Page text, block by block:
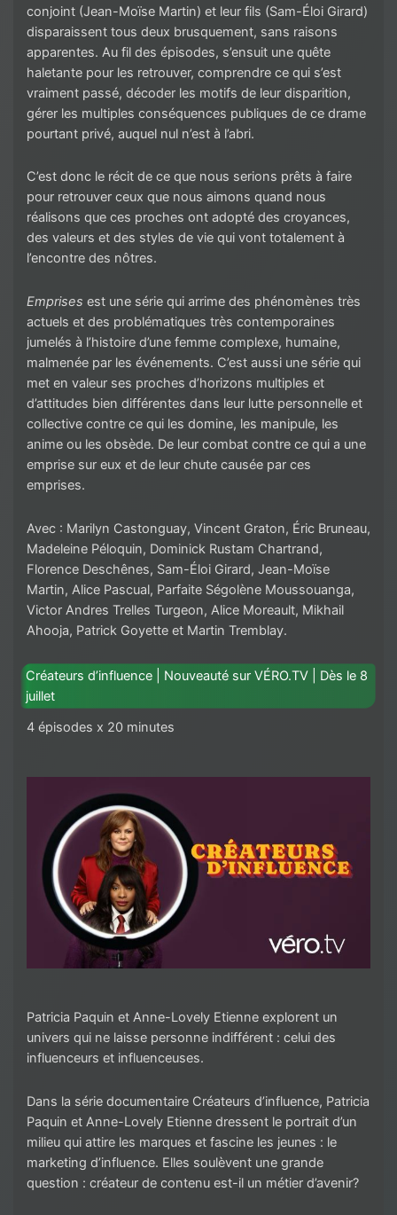
conjoint (Jean-Moïse Martin) et leur fils (Sam-Éloi Girard)
disparaissent tous deux brusquement, sans raisons
apparentes. Au fil des épisodes, s’ensuit une quête
haletante pour les retrouver, comprendre ce qui s’est
vraiment passé, décoder les motifs de leur disparition,
gérer les multiples conséquences publiques de ce drame
pourtant privé, auquel nul n’est à l’abri.
C’est donc le récit de ce que nous serions prêts à faire
pour retrouver ceux que nous aimons quand nous
réalisons que ces proches ont adopté des croyances,
des valeurs et des styles de vie qui vont totalement à
l’encontre des nôtres.
Emprises est une série qui arrime des phénomènes très
actuels et des problématiques très contemporaines
jumelés à l’histoire d’une femme complexe, humaine,
malmenée par les événements. C’est aussi une série qui
met en valeur ses proches d’horizons multiples et
d’attitudes bien différentes dans leur lutte personnelle et
collective contre ce qui les domine, les manipule, les
anime ou les obsède. De leur combat contre ce qui a une
emprise sur eux et de leur chute causée par ces
emprises.
Avec : Marilyn Castonguay, Vincent Graton, Éric Bruneau,
Madeleine Péloquin, Dominick Rustam Chartrand,
Florence Deschênes, Sam-Éloi Girard, Jean-Moïse
Martin, Alice Pascual, Parfaite Ségolène Moussouanga,
Victor Andres Trelles Turgeon, Alice Moreault, Mikhail
Ahooja, Patrick Goyette et Martin Tremblay.
Créateurs d’influence | Nouveauté sur VÉRO.TV | Dès le 8
juillet
4 épisodes x 20 minutes
Patricia Paquin et Anne-Lovely Etienne explorent un
univers qui ne laisse personne indifférent : celui des
influenceurs et influenceuses.
Dans la série documentaire Créateurs d’influence, Patricia
Paquin et Anne-Lovely Etienne dressent le portrait d’un
milieu qui attire les marques et fascine les jeunes : le
marketing d’influence. Elles soulèvent une grande
question : créateur de contenu est-il un métier d’avenir?